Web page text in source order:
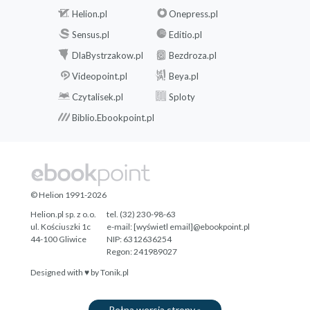
PRZYPISY AUTORA
BIBLIOGRAFIA
Helion.pl
Onepress.pl
Sensus.pl
Editio.pl
DlaBystrzakow.pl
Bezdroza.pl
Videopoint.pl
Beya.pl
Czytalisek.pl
Sploty
Biblio.Ebookpoint.pl
Designed with ♥ byTonik.pl
© Helion 1991-2026
Helion.pl sp. z o.o.
ul. Kościuszki 1c
44-100 Gliwice
tel. (32) 230-98-63
e-mail:[wyświetl email]@ebookpoint.pl
NIP: 6312636254
Regon: 241989027